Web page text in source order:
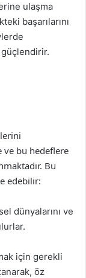
ulaşma
başarılarını
güçlendirir.
ve bu hedeflere
Bu
edebilir:
dünyalarını ve
için gerekli
öz